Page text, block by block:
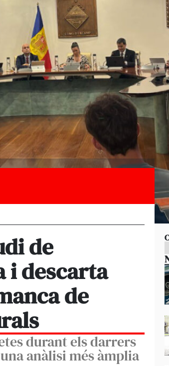
de
i descarta
de
durant els darrers
anàlisi més àmplia